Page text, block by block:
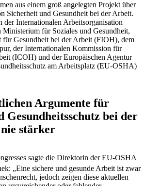
aus einem groß angelegten Projekt über
Sicherheit und Gesundheit bei der Arbeit.
der Internationalen Arbeitsorganisation
für Soziales und Gesundheit,
für Gesundheit bei der Arbeit (FIOH), dem
der Internationalen Kommission für
(ICOH) und der Europäischen Agentur
am Arbeitsplatz (EU-OSHA)
Argumente für
Gesundheitsschutz bei der
stärker
sagte die Direktorin der EU-OSHA
„Eine sichere und gesunde Arbeit ist zwar
jedoch zeigen diese aktuellen